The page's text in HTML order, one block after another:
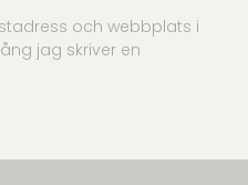
och webbplats i
jag skriver en